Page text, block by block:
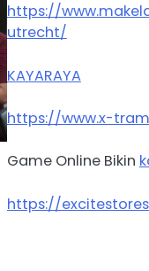
https://
utrecht/
KAYARAYA
https://www.x-
Game Online Bikin
https://